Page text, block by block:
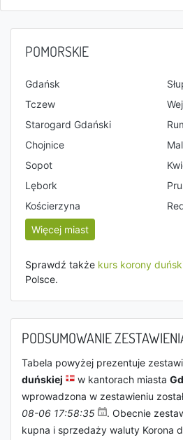
POMORSKIE
Gdańsk
Tczew
Starogard Gdański
Chojnice
Sopot
Lębork
Kościerzyna
Więcej miast
Sprawdź także kurs korony
Polsce.
PODSUMOWANIE
Tabela powyżej prezentuje
duńskiej
w kantorach miasta
wprowadzona w zestawieniu
08-06 17:58:35
. Obecnie
kupna i sprzedaży waluty Korona